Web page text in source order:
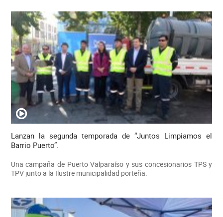
Lanzan la segunda temporada de “Juntos Limpiamos el
Barrio Puerto”.
Una campaña de Puerto Valparaíso y sus concesionarios TPS y
TPV junto a la Ilustre municipalidad porteña.